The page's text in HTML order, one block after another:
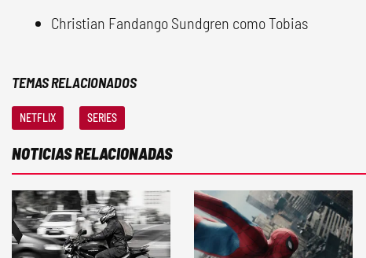
Christian Fandango Sundgren como Tobias
TEMAS RELACIONADOS
NETFLIX SERIES
NOTICIAS RELACIONADAS